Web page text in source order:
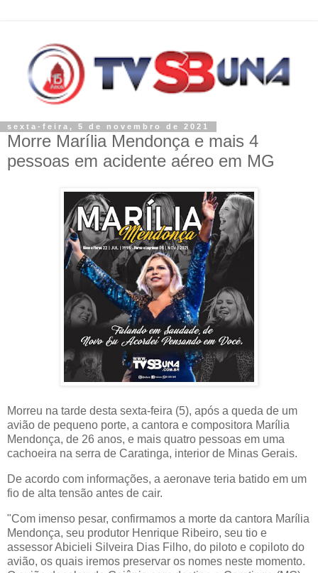
sexta-feira, 5 de novembro de 2021
Morre Marília Mendonça e mais 4
pessoas em acidente aéreo em MG
Morreu na tarde desta sexta-feira (5), após a queda de um
avião de pequeno porte, a cantora e compositora Marília
Mendonça, de 26 anos, e mais quatro pessoas em uma
cachoeira na serra de Caratinga, interior de Minas Gerais.
De acordo com informações, a aeronave teria batido em um
fio de alta tensão antes de cair.
"Com imenso pesar, confirmamos a morte da cantora Marília
Mendonça, seu produtor Henrique Ribeiro, seu tio e
assessor Abicieli Silveira Dias Filho, do piloto e copiloto do
avião, os quais iremos preservar os nomes neste momento.